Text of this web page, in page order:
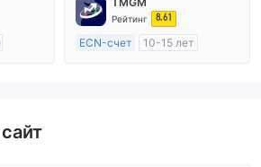
Основной стандарт MT4
Рейтинг 8.61
ECN-счет
10-15 лет